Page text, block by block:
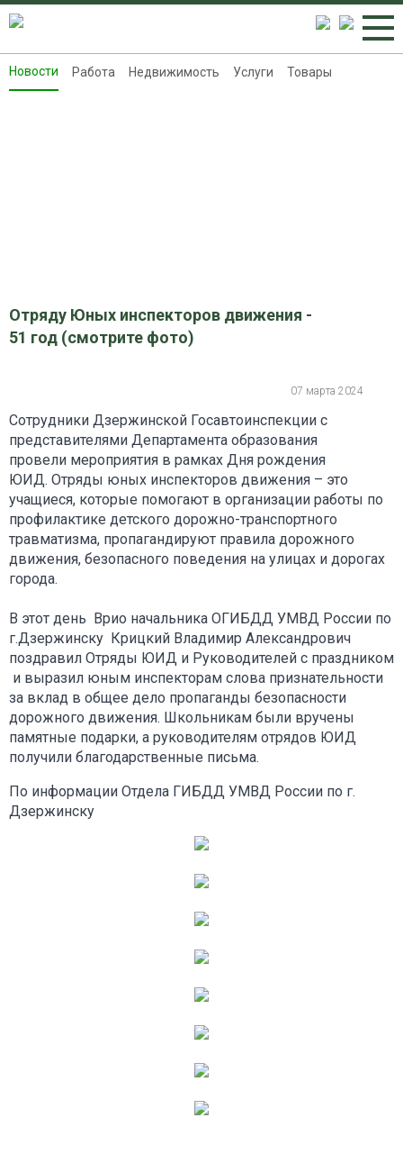
Новости
Новости Работа Недвижимость Услуги Товары
Отряду Юных инспекторов движения -
51 год (смотрите фото)
07 марта 2024
Сотрудники Дзержинской Госавтоинспекции с
представителями Департамента образования
провели мероприятия в рамках Дня рождения
ЮИД. Отряды юных инспекторов движения – это
учащиеся, которые помогают в организации работы по
профилактике детского дорожно-транспортного
травматизма, пропагандируют правила дорожного
движения, безопасного поведения на улицах и дорогах
города.
В этот день Врио начальника ОГИБДД УМВД России по
г.Дзержинску Крицкий Владимир Александрович
поздравил Отряды ЮИД и Руководителей с праздником
и выразил юным инспекторам слова признательности
за вклад в общее дело пропаганды безопасности
дорожного движения. Школьникам были вручены
памятные подарки, а руководителям отрядов ЮИД
получили благодарственные письма.
По информации Отдела ГИБДД УМВД России по г.
Дзержинску